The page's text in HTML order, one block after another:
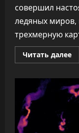
совершил
ледяных миров,
трехмерную
Читать далее